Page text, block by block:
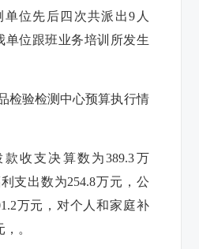
位先后四次共派出9人
单位跟班业务培训所发生
检验检测中心预算执行情
款收支决算数为389.3万
支出数为254.8万元，公
万元，对个人和家庭补
。